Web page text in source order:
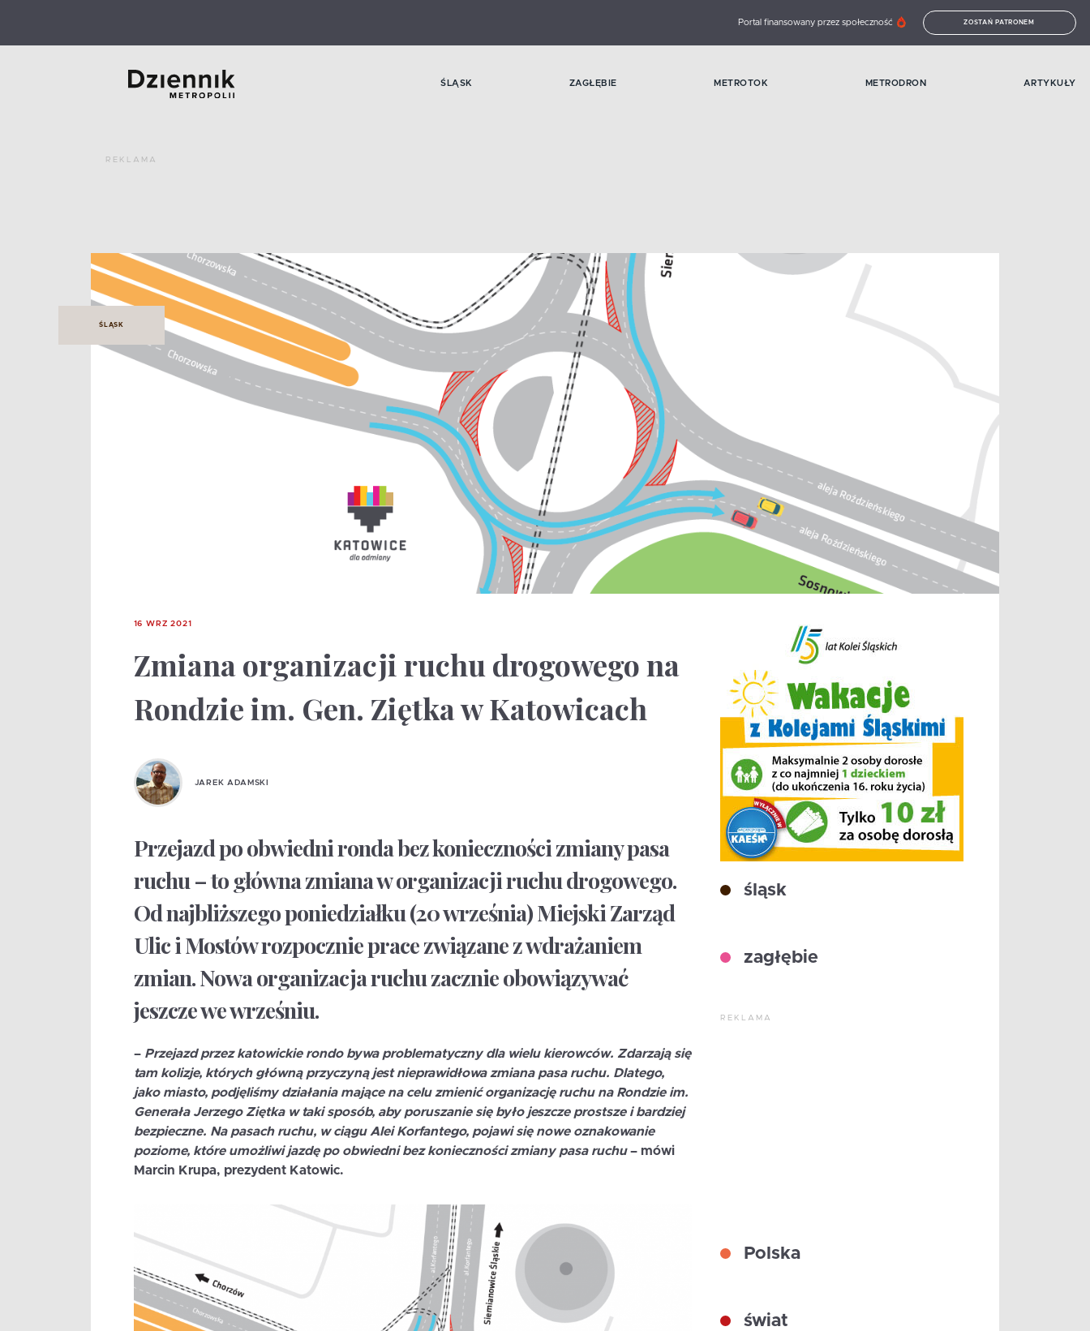
Portal finansowany przez społeczność ZOSTAŃ PATRONEM
ŚLĄSK ZAGŁĘBIE METROTOK METRODRON ARTYKUŁY
REKLAMA
ŚLĄSK
16 WRZ 2021
Zmiana organizacji ruchu drogowego na
Rondzie im. Gen. Ziętka w Katowicach
JAREK ADAMSKI
Przejazd po obwiedni ronda bez konieczności zmiany pasa
ruchu – to główna zmiana w organizacji ruchu drogowego.
Od najbliższego poniedziałku (20 września) Miejski Zarząd
Ulic i Mostów rozpocznie prace związane z wdrażaniem
zmian. Nowa organizacja ruchu zacznie obowiązywać
jeszcze we wrześniu.
– Przejazd przez katowickie rondo bywa problematyczny dla wielu kierowców. Zdarzają się
tam kolizje, których główną przyczyną jest nieprawidłowa zmiana pasa ruchu. Dlatego,
jako miasto, podjęliśmy działania mające na celu zmienić organizację ruchu na Rondzie im.
Generała Jerzego Ziętka w taki sposób, aby poruszanie się było jeszcze prostsze i bardziej
bezpieczne. Na pasach ruchu, w ciągu Alei Korfantego, pojawi się nowe oznakowanie
poziome, które umożliwi jazdę po obwiedni bez konieczności zmiany pasa ruchu– mówi
Marcin Krupa, prezydent Katowic.
śląsk
zagłębie
REKLAMA
Polska
świat